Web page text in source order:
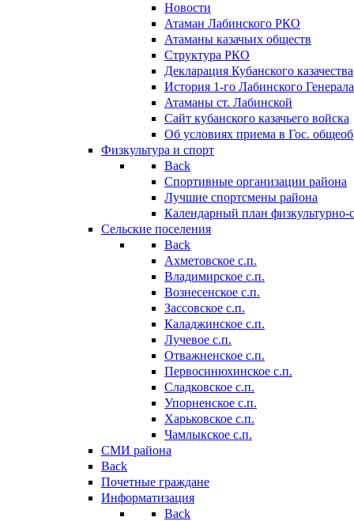
Новости
Атаман Лабинского РКО
Атаманы казачьих обществ
Структура РКО
Декларация Кубанского казачества
История 1-го Лабинского
Атаманы ст. Лабинской
Cайт кубанского казачьего войска
Об условиях приема в Гос.
Физкультура и спорт
Back
Спортивные организации района
Лучшие спортсмены района
Календарный план
Сельские поселения
Back
Ахметовское с.п.
Владимирское с.п.
Вознесенское с.п.
Зассовское с.п.
Каладжинское с.п.
Лучевое с.п.
Отважненское с.п.
Первосинюхинское с.п.
Сладковское с.п.
Упорненское с.п.
Харьковское с.п.
Чамлыкское с.п.
СМИ района
Back
Почетные граждане
Информатизация
Back